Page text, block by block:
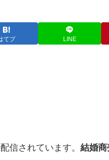
てブ LINE
信されています。 結婚